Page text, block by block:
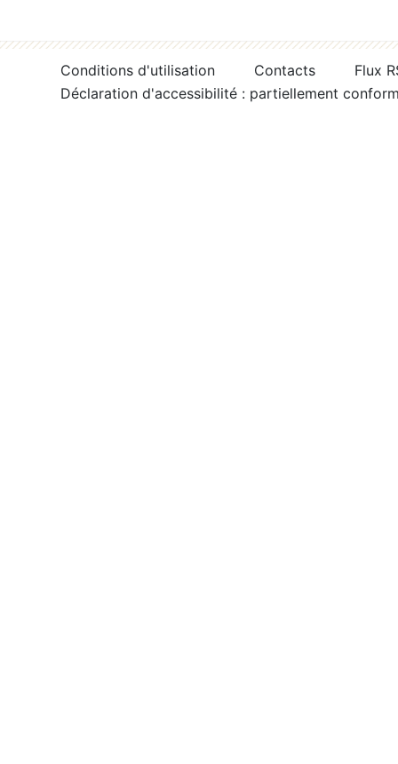
Conditions d'utilisation Contacts
Flux
Déclaration d'accessibilité : partiellement